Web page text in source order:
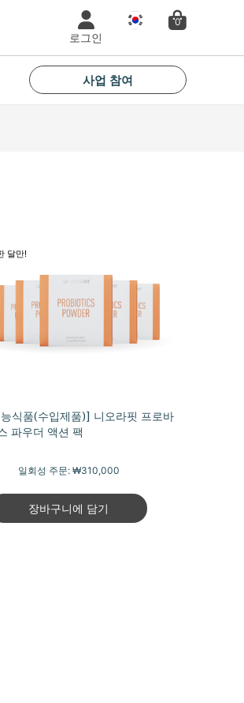
로그인
국
0
사업 참여
달만!
식품(수입제품)] 니오라핏 프로바
파우더 액션 팩
일회성 주문: ₩310,000
장바구니에 담기